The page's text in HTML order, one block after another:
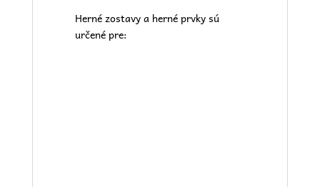
Herné zostavy a herné prvky sú
určené pre: